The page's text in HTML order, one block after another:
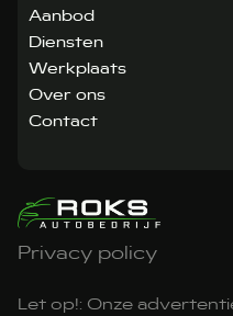
Aanbod
Diensten
Werkplaats
Over ons
Contact
Privacy policy
Let op!: Onze